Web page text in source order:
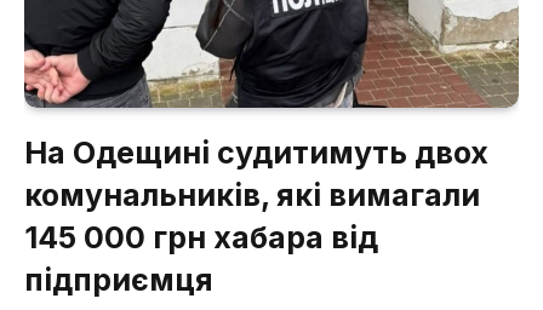
На Одещині судитимуть двох
комунальників, які вимагали
145 000 грн хабара від
підприємця